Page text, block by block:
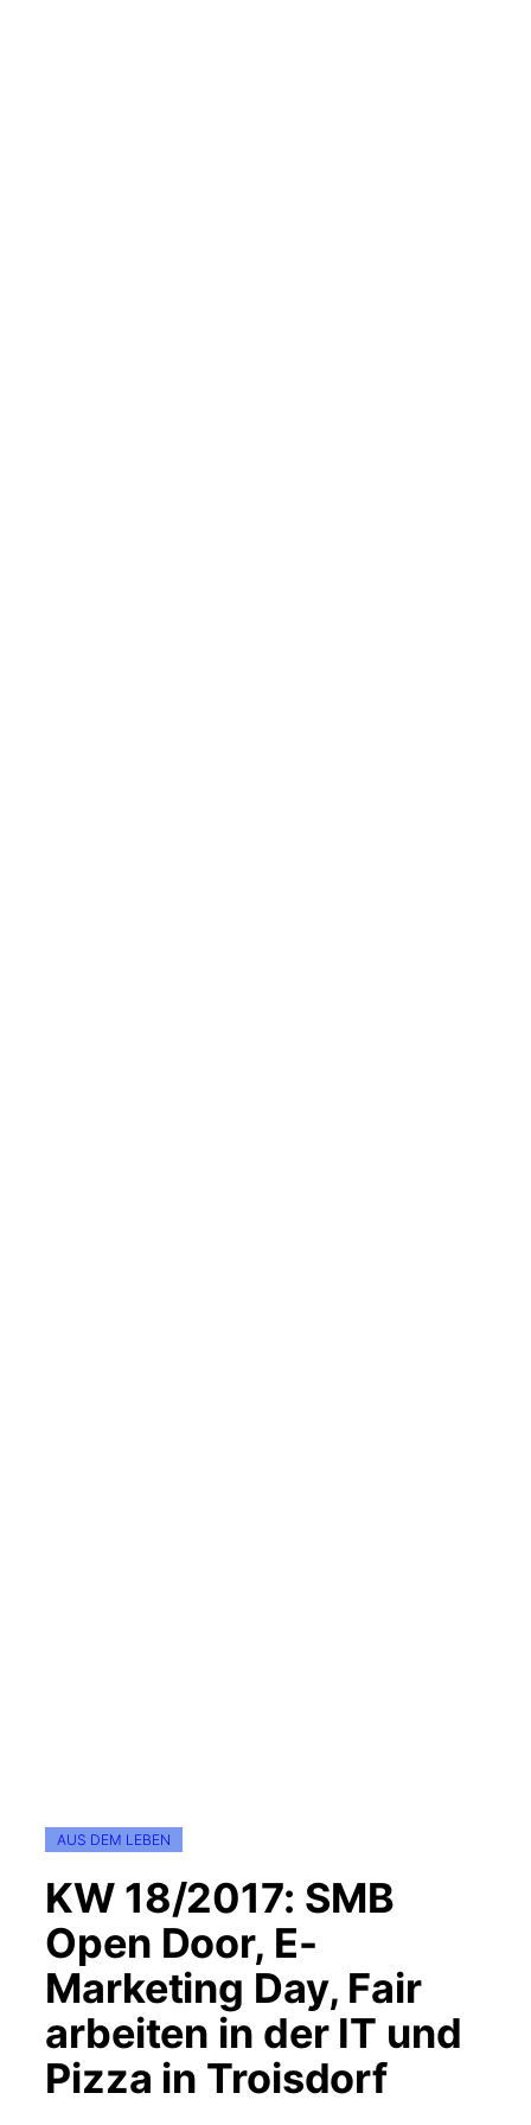
AUS DEM LEBEN
KW 18/2017: SMB
Open Door, E-
Marketing Day, Fair
arbeiten in der IT und
Pizza in Troisdorf